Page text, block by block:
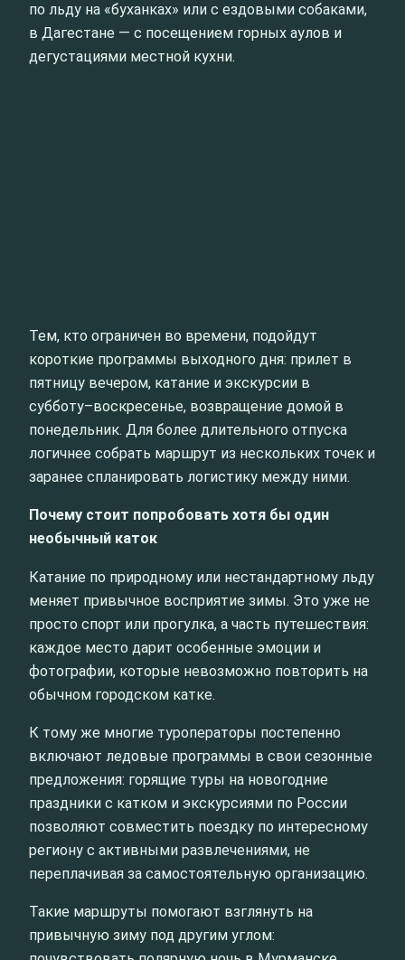
по льду на «буханках» или с ездовыми собаками,
в Дагестане — с посещением горных аулов и
дегустациями местной кухни.
Тем, кто ограничен во времени, подойдут
короткие программы выходного дня: прилет в
пятницу вечером, катание и экскурсии в
субботу–воскресенье, возвращение домой в
понедельник. Для более длительного отпуска
логичнее собрать маршрут из нескольких точек и
заранее спланировать логистику между ними.
Почему стоит попробовать хотя бы один
необычный каток
Катание по природному или нестандартному льду
меняет привычное восприятие зимы. Это уже не
просто спорт или прогулка, а часть путешествия:
каждое место дарит особенные эмоции и
фотографии, которые невозможно повторить на
обычном городском катке.
К тому же многие туроператоры постепенно
включают ледовые программы в свои сезонные
предложения: горящие туры на новогодние
праздники с катком и экскурсиями по России
позволяют совместить поездку по интересному
региону с активными развлечениями, не
переплачивая за самостоятельную организацию.
Такие маршруты помогают взглянуть на
привычную зиму под другим углом: